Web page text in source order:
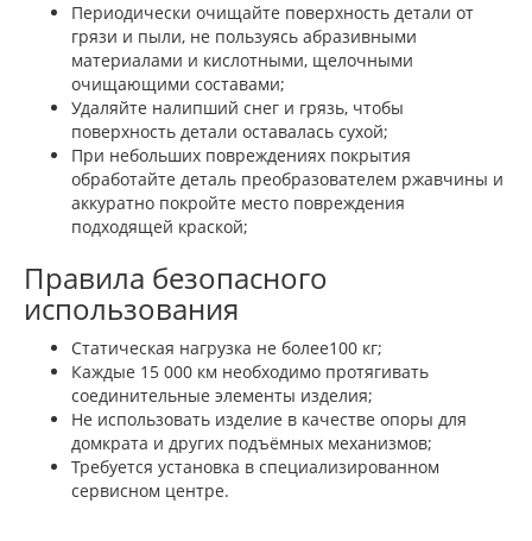
Периодически очищайте поверхность детали от
грязи и пыли, не пользуясь абразивными
материалами и кислотными, щелочными
очищающими составами;
Удаляйте налипший снег и грязь, чтобы
поверхность детали оставалась сухой;
При небольших повреждениях покрытия
обработайте деталь преобразователем ржавчины и
аккуратно покройте место повреждения
подходящей краской;
Правила безопасного
использования
Статическая нагрузка не более100 кг;
Каждые 15 000 км необходимо протягивать
соединительные элементы изделия;
Не использовать изделие в качестве опоры для
домкрата и других подъёмных механизмов;
Требуется установка в специализированном
сервисном центре.